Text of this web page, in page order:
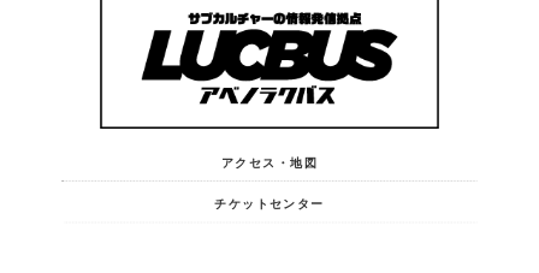
アクセス・地図
チケットセンター